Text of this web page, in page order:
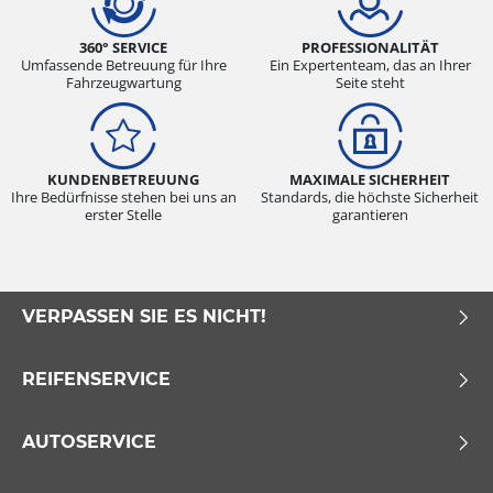
360° SERVICE
Umfassende Betreuung für Ihre
Fahrzeugwartung
PROFESSIONALITÄT
Ein Expertenteam, das an Ihrer
Seite steht
KUNDENBETREUUNG
Ihre Bedürfnisse stehen bei uns an
erster Stelle
MAXIMALE SICHERHEIT
Standards, die höchste Sicherheit
garantieren
VERPASSEN SIE ES NICHT!
REIFENSERVICE
AUTOSERVICE